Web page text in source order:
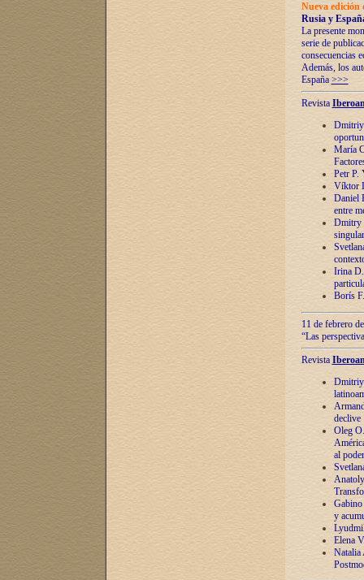
Nueva
Rusia y
La presente
serie de
consecuencias
Además, los
España >>>
Revista
Dmitriy
María
Petr P.
Víktor
Daniel
entre
Dmitry
Irina
Borís
11 de febrero
“Las
Revista
Dmitriy
declive
Oleg
al poder
y
Elena
Natalia